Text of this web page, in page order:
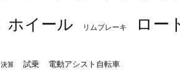
ホイール リムブレーキ ロー
決算 試乗 電動アシスト自転車